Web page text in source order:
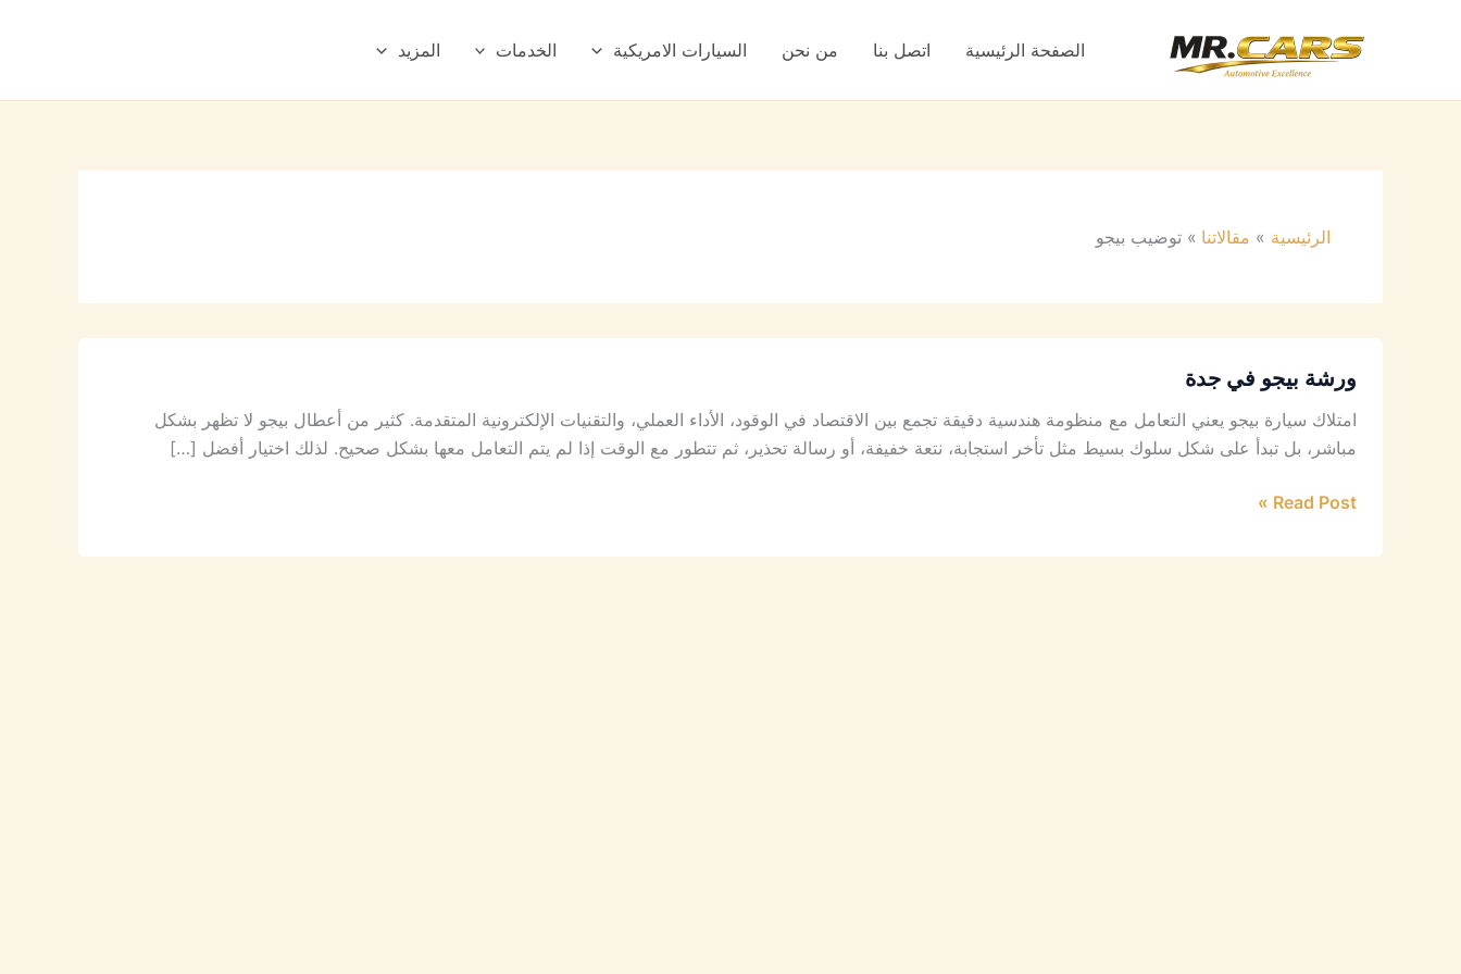
الصفحة الرئيسية اتصل بنا من نحن السيارات الامريكية الخدمات المزيد
الرئيسية مقالاتنا توضيب بيجو
ورشة بيجو في جدة
امتلاك سيارة بيجو يعني التعامل مع منظومة هندسية دقيقة تجمع بين الاقتصاد في الوقود، الأداء العملي، والتقنيات الإلكترونية المتقدمة. كثير من أعطال بيجو لا تظهر بشكل
مباشر، بل تبدأ على شكل سلوك بسيط مثل تأخر استجابة، نتعة خفيفة، أو رسالة تحذير، ثم تتطور مع الوقت إذا لم يتم التعامل معها بشكل صحيح. لذلك اختيار أفضل […]
Read Post »